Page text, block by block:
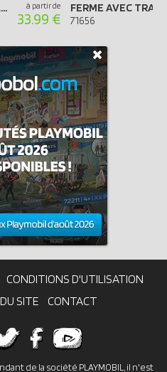
CALENDRIER DE L'AVENT PLAYMOBIL 2024 - JUNIOR LES ANIMAUX DE LA FORÊT à partir de
33.99 € 71656
CONDITIONS D'UTILISATION
SITE CONTACT
de la société PLAYMOBIL, il n'est